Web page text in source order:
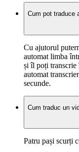
Cum pot traduce
Cu ajutorul
automat limba
și îl poți
automat
secunde.
Cum traduc un
Patru pași scurți